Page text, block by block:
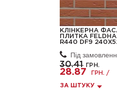
КЛІНКЕРНА
ПЛИТКА
R440 DF9
Під
30.41 ГРН.
28.87 ГРН. /
ЗА ШТУКУ